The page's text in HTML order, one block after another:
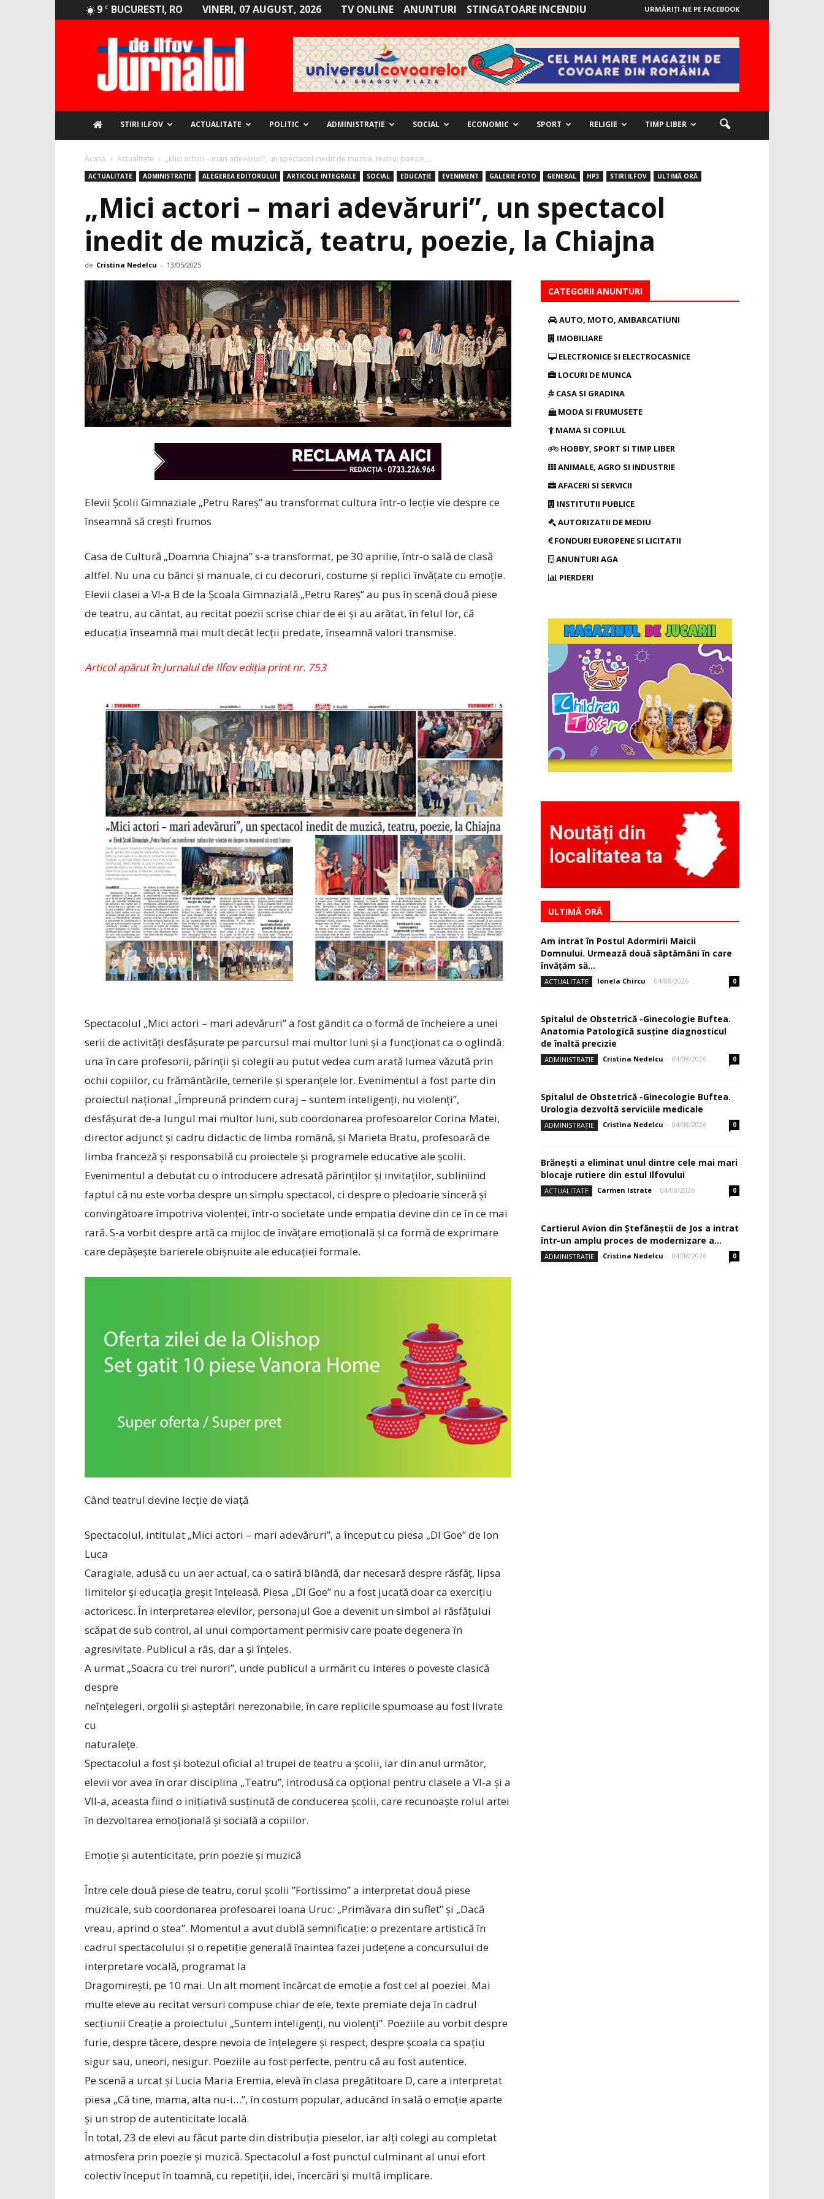
9 C BUCURESTI, RO VINERI, 07 AUGUST, 2026 TV ONLINE ANUNTURI STINGATOARE INCENDIU URMĂRIȚI-NE PE FACEBOOK
STIRI ILFOV ACTUALITATE POLITIC ADMINISTRAȚIE SOCIAL ECONOMIC SPORT RELIGIE TIMP LIBER
Acasă Actualitate „Mici actori – mari adevăruri”, un spectacol inedit de muzică, teatru, poezie,...
ACTUALITATE ADMINISTRAȚIE ALEGEREA EDITORULUI ARTICOLE INTEGRALE SOCIAL EDUCAȚIE EVENIMENT GALERIE FOTO GENERAL HP3 STIRI ILFOV ULTIMĂ ORĂ
„Mici actori – mari adevăruri”, un spectacol
inedit de muzică, teatru, poezie, la Chiajna
de Cristina Nedelcu - 13/05/2025
Elevii Școlii Gimnaziale „Petru Rareș” au transformat cultura într-o lecție vie despre ce
înseamnă să crești frumos
Casa de Cultură „Doamna Chiajna” s-a transformat, pe 30 aprilie, într-o sală de clasă
altfel. Nu una cu bănci și manuale, ci cu decoruri, costume și replici învățate cu emoție.
Elevii clasei a VI-a B de la Școala Gimnazială „Petru Rareș” au pus în scenă două piese
de teatru, au cântat, au recitat poezii scrise chiar de ei și au arătat, în felul lor, că
educația înseamnă mai mult decât lecții predate, înseamnă valori transmise.
Articol apărut în Jurnalul de Ilfov ediția print nr. 753
Spectacolul „Mici actori – mari adevăruri” a fost gândit ca o formă de încheiere a unei
serii de activități desfășurate pe parcursul mai multor luni și a funcționat ca o oglindă:
una în care profesorii, părinții și colegii au putut vedea cum arată lumea văzută prin
ochii copiilor, cu frământările, temerile și speranțele lor. Evenimentul a fost parte din
proiectul național „Împreună prindem curaj – suntem inteligenți, nu violenți”,
desfășurat de-a lungul mai multor luni, sub coordonarea profesoarelor Corina Matei,
director adjunct și cadru didactic de limba română, și Marieta Bratu, profesoară de
limba franceză și responsabilă cu proiectele și programele educative ale școlii.
Evenimentul a debutat cu o introducere adresată părinților și invitaților, subliniind
faptul că nu este vorba despre un simplu spectacol, ci despre o pledoarie sinceră și
convingătoare împotriva violenței, într-o societate unde empatia devine din ce în ce mai
rară. S-a vorbit despre artă ca mijloc de învățare emoțională și ca formă de exprimare
care depășește barierele obișnuite ale educației formale.
Când teatrul devine lecție de viață
Spectacolul, intitulat „Mici actori – mari adevăruri”, a început cu piesa „Dl Goe” de Ion
Luca
Caragiale, adusă cu un aer actual, ca o satiră blândă, dar necesară despre răsfăț, lipsa
limitelor și educația greșit înțeleasă. Piesa „Dl Goe” nu a fost jucată doar ca exercițiu
actoricesc. În interpretarea elevilor, personajul Goe a devenit un simbol al răsfățului
scăpat de sub control, al unui comportament permisiv care poate degenera în
agresivitate. Publicul a râs, dar a și înțeles.
A urmat „Soacra cu trei nurori”, unde publicul a urmărit cu interes o poveste clasică
despre
neînțelegeri, orgolii și așteptări nerezonabile, în care replicile spumoase au fost livrate
cu
naturalețe.
Spectacolul a fost și botezul oficial al trupei de teatru a școlii, iar din anul următor,
elevii vor avea în orar disciplina „Teatru”, introdusă ca opțional pentru clasele a VI-a și a
VII-a, aceasta fiind o inițiativă susținută de conducerea școlii, care recunoaște rolul artei
în dezvoltarea emoțională și socială a copiilor.
Emoție și autenticitate, prin poezie și muzică
Între cele două piese de teatru, corul școlii ”Fortissimo” a interpretat două piese
muzicale, sub coordonarea profesoarei Ioana Uruc: „Primăvara din suflet” și „Dacă
vreau, aprind o stea”. Momentul a avut dublă semnificație: o prezentare artistică în
cadrul spectacolului și o repetiție generală înaintea fazei județene a concursului de
interpretare vocală, programat la
Dragomirești, pe 10 mai. Un alt moment încărcat de emoție a fost cel al poeziei. Mai
multe eleve au recitat versuri compuse chiar de ele, texte premiate deja în cadrul
secțiunii Creație a proiectului „Suntem inteligenți, nu violenți”. Poeziile au vorbit despre
furie, despre tăcere, despre nevoia de înțelegere și respect, despre școala ca spațiu
sigur sau, uneori, nesigur. Poeziile au fost perfecte, pentru că au fost autentice.
Pe scenă a urcat și Lucia Maria Eremia, elevă în clasa pregătitoare D, care a interpretat
piesa „Că tine, mama, alta nu-i…”, în costum popular, aducând în sală o emoție aparte
și un strop de autenticitate locală.
În total, 23 de elevi au făcut parte din distribuția pieselor, iar alți colegi au completat
atmosfera prin poezie și muzică. Spectacolul a fost punctul culminant al unui efort
colectiv început în toamnă, cu repetiții, idei, încercări și multă implicare.
CATEGORII ANUNTURI
AUTO, MOTO, AMBARCATIUNI
IMOBILIARE
ELECTRONICE SI ELECTROCASNICE
LOCURI DE MUNCA
CASA SI GRADINA
MODA SI FRUMUSETE
MAMA SI COPILUL
HOBBY, SPORT SI TIMP LIBER
ANIMALE, AGRO SI INDUSTRIE
AFACERI SI SERVICII
INSTITUTII PUBLICE
AUTORIZATII DE MEDIU
FONDURI EUROPENE SI LICITATII
ANUNTURI AGA
PIERDERI
ULTIMĂ ORĂ
Am intrat în Postul Adormirii Maicii
Domnului. Urmează două săptămâni în care
învăţăm să...
ACTUALITATE Ionela Chircu - 04/08/2026 0
Spitalul de Obstetrică -Ginecologie Buftea.
Anatomia Patologică susţine diagnosticul
de înaltă precizie
ADMINISTRAȚIE Cristina Nedelcu - 04/08/2026 0
Spitalul de Obstetrică -Ginecologie Buftea.
Urologia dezvoltă serviciile medicale
ADMINISTRAȚIE Cristina Nedelcu - 04/08/2026 0
Brănești a eliminat unul dintre cele mai mari
blocaje rutiere din estul Ilfovului
ACTUALITATE Carmen Istrate - 04/08/2026 0
Cartierul Avion din Ştefăneştii de Jos a intrat
într-un amplu proces de modernizare a...
ADMINISTRAȚIE Cristina Nedelcu - 04/08/2026 0